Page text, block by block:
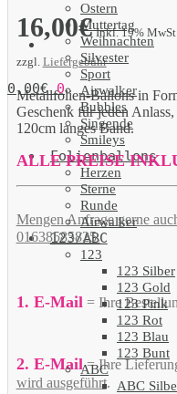
0,00€ 0
Ostern
Muttertag
Weihnachten
Silvester
Sport
Airwalker
Bubbles
Singende
Smileys
Folienballons
Herzen
Sterne
Runde
Airwalker
123/ABC
123
123 Silber
123 Gold
123 Pink
123 Rot
123 Blau
123 Bunt
ABC
ABC
16,00€ Inkl. 19% MwSt
zzgl. Liefergebühr
Metallfolien-Ballons in
Geschenk für jeden
120cm langes Band.
ALLE PREISE
Mengen Anfrage gerne
01638585825.
1. E-Mail = Ihre
2. E-Mail= Ihre
wird ausgeführt.